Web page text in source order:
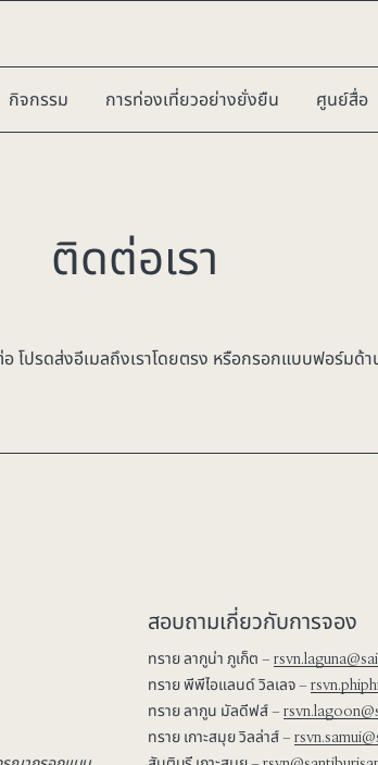
กิจกรรม การท่องเที่ยวอย่างยั่งยืน ศูนย์สื่อ
ติดต่อเรา
โปรดส่งอีเมลถึงเราโดยตรง หรือกรอกแบบฟอร์มด้า
สอบถามเกี่ยวกับการจอง
ทราย ลากูน่า ภูเก็ต –
ทราย พีพีไอแลนด์ วิลเลจ –
ทราย ลากูน มัลดีฟส์ –
ทราย เกาะสมุย วิลล่าส์ –